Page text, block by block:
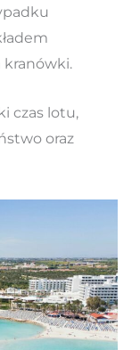
czas lotu,
oraz